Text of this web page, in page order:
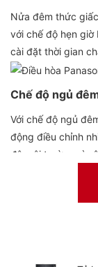
Nửa đêm thức
với chế độ hẹn
cài đặt thời gian
Chế độ ngủ
Với chế độ ngủ
động điều chỉnh
độ môi trường vì